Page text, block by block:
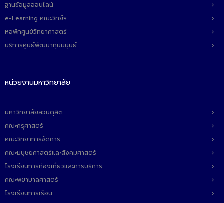
ฐานข้อมูลออนไลน์
e-Learning คณะวิทย์ฯ
หอพักศูนย์วิทยาศาสตร์
บริการศูนย์พัฒนาทุนมนุษย์
หน่วยงานมหาวิทยาลัย
มหาวิทยาลัยสวนดุสิต
คณะครุศาสตร์
คณะวิทยาการจัดการ
คณะมนุษยศาสตร์และสังคมศาสตร์
โรงเรียนการท่องเที่ยวและการบริการ
คณะพยาบาลศาสตร์
โรงเรียนการเรือน